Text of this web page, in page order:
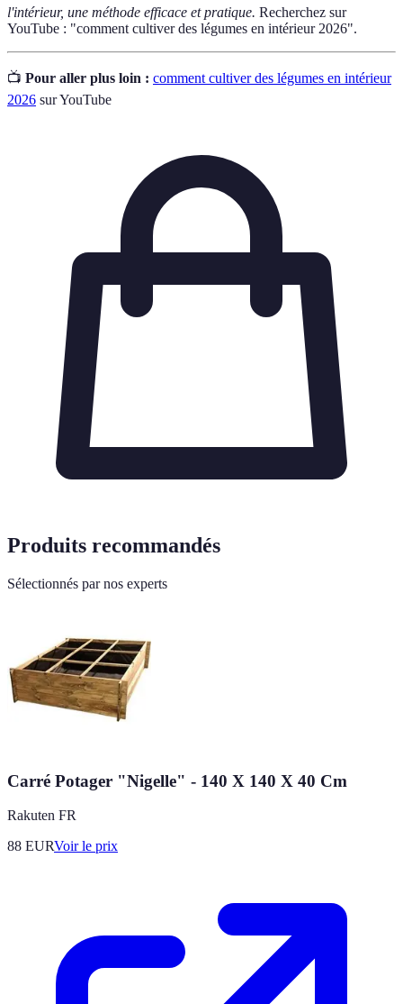
l'intérieur, une méthode efficace et pratique. Recherchez sur
YouTube : "comment cultiver des légumes en intérieur 2026".
📺 Pour aller plus loin : comment cultiver des légumes en intérieur
2026 sur YouTube
Produits recommandés
Sélectionnés par nos experts
Carré Potager "Nigelle" - 140 X 140 X 40 Cm
Rakuten FR
88 EURVoir le prix